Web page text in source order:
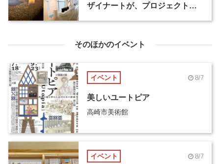
ザイナートが、プロジェクトマ
そのほかのイベント
イベント 8/7
美しいユートピア
高崎市美術館
イベント 8/7